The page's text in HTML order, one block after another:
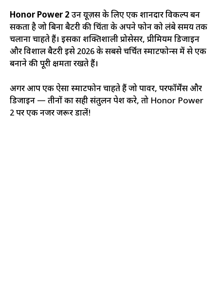
Honor Power 2 उन यूज़र्स के लिए एक शानदार विकल्प बन
सकता है जो बिना बैटरी की चिंता के अपने फोन को लंबे समय तक
चलाना चाहते हैं। इसका शक्तिशाली प्रोसेसर, प्रीमियम डिजाइन
और विशाल बैटरी इसे 2026 के सबसे चर्चित स्मार्टफोन्स में से एक
बनाने की पूरी क्षमता रखते हैं।
अगर आप एक ऐसा स्मार्टफोन चाहते हैं जो पावर, परफॉर्मेंस और
डिजाइन — तीनों का सही संतुलन पेश करे, तो Honor Power
2 पर एक नजर जरूर डालें!